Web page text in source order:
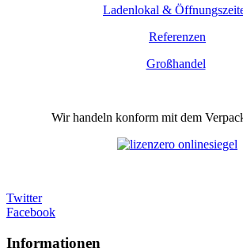
Ladenlokal &
Referenzen
Großhandel
Wir handeln konform mit dem
Twitter
Facebook
Informationen